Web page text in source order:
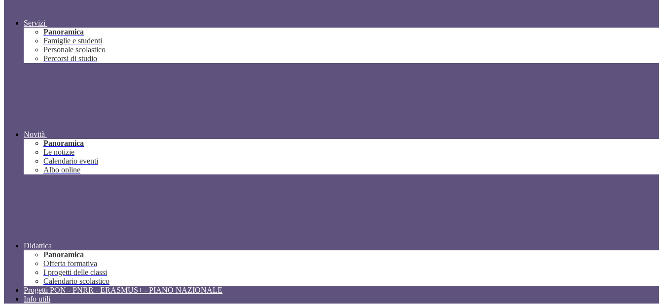
Servizi
Panoramica
Famiglie e studenti
Personale scolastico
Percorsi di studio
Novità
Panoramica
Le notizie
Calendario eventi
Albo online
Didattica
Panoramica
Offerta formativa
I progetti delle classi
Calendario scolastico
Progetti PON - PNRR - ERASMUS+ - PIANO NAZIONALE
Info utili